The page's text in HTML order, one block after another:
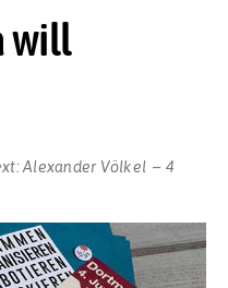
will
Alexander Völkel
4